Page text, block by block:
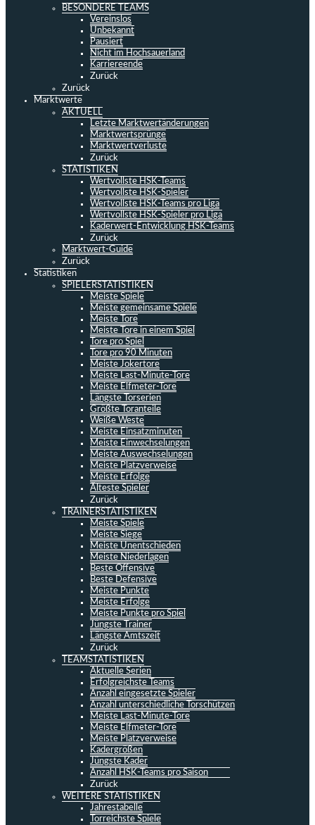
BESONDERE TEAMS
Vereinslos
Unbekannt
Pausiert
Nicht im Hochsauerland
Karriereende
Zurück
Zurück
Marktwerte
AKTUELL
Letzte Marktwertänderungen
Marktwertsprünge
Marktwertverluste
Zurück
STATISTIKEN
Wertvollste HSK-Teams
Wertvollste HSK-Spieler
Wertvollste HSK-Teams pro Liga
Wertvollste HSK-Spieler pro Liga
Kaderwert-Entwicklung HSK-Teams
Zurück
Marktwert-Guide
Zurück
Statistiken
SPIELERSTATISTIKEN
Meiste Spiele
Meiste gemeinsame Spiele
Meiste Tore
Meiste Tore in einem Spiel
Tore pro Spiel
Tore pro 90 Minuten
Meiste Jokertore
Meiste Last-Minute-Tore
Meiste Elfmeter-Tore
Längste Torserien
Größte Toranteile
Weiße Weste
Meiste Einsatzminuten
Meiste Einwechselungen
Meiste Auswechselungen
Meiste Platzverweise
Meiste Erfolge
Älteste Spieler
Zurück
TRAINERSTATISTIKEN
Meiste Spiele
Meiste Siege
Meiste Unentschieden
Meiste Niederlagen
Beste Offensive
Beste Defensive
Meiste Punkte
Meiste Erfolge
Meiste Punkte pro Spiel
Jüngste Trainer
Längste Amtszeit
Zurück
TEAMSTATISTIKEN
Aktuelle Serien
Erfolgreichste Teams
Anzahl eingesetzte Spieler
Anzahl unterschiedliche Torschützen
Meiste Last-Minute-Tore
Meiste Elfmeter-Tore
Meiste Platzverweise
Kadergrößen
Jüngste Kader
Anzahl HSK-Teams pro Saison
Zurück
WEITERE STATISTIKEN
Jahrestabelle
Torreichste Spiele